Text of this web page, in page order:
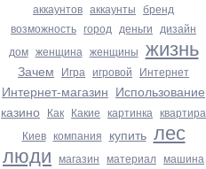
аккаунтов аккаунты бренд
возможность город деньги дизайн
дом женщина женщины жизнь
Зачем Игра игровой Интернет
Интернет-магазин Использование
казино Как Какие картинка квартира
Киев компания купить лес
люди магазин материал машина